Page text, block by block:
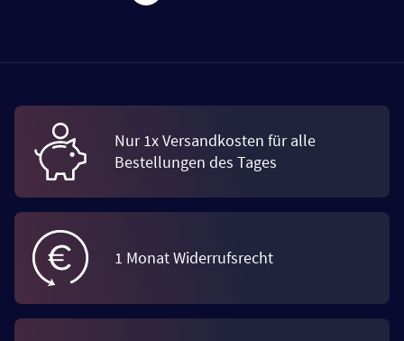
Nur 1x Versandkosten für alle
Bestellungen des Tages
1 Monat Widerrufsrecht